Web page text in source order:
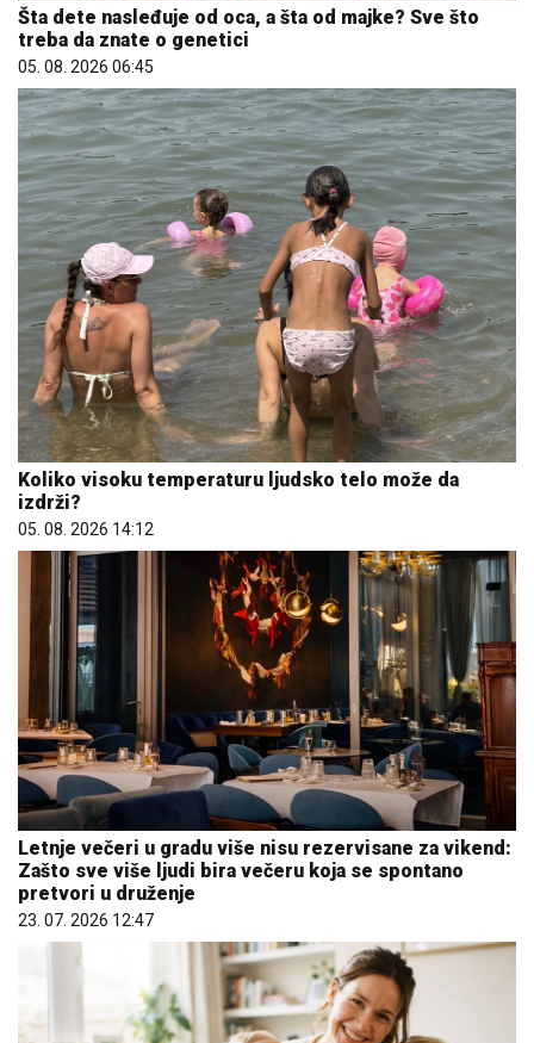
Šta dete nasleđuje od oca, a šta od majke? Sve što
treba da znate o genetici
05. 08. 2026 06:45
Koliko visoku temperaturu ljudsko telo može da
izdrži?
05. 08. 2026 14:12
Letnje večeri u gradu više nisu rezervisane za vikend:
Zašto sve više ljudi bira večeru koja se spontano
pretvori u druženje
23. 07. 2026 12:47